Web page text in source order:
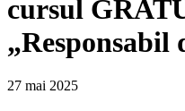
cursul
„Responsabil
27 mai 2025